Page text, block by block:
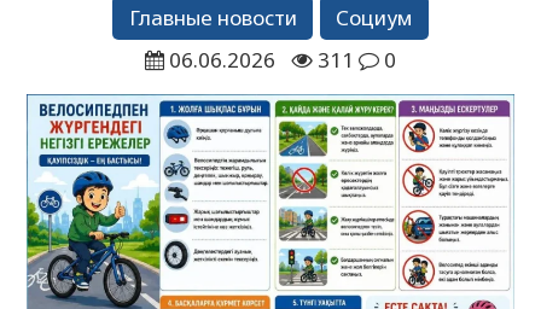
Главные новости
Социум
06.06.2026
311 0